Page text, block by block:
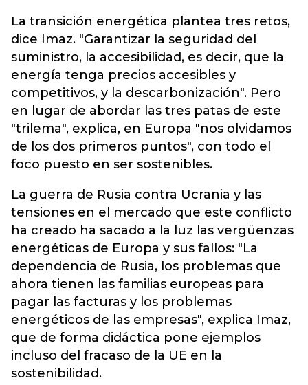
La transición energética plantea tres retos,
dice Imaz. "Garantizar la seguridad del
suministro, la accesibilidad, es decir, que la
energía tenga precios accesibles y
competitivos, y la descarbonización". Pero
en lugar de abordar las tres patas de este
"trilema", explica, en Europa "nos olvidamos
de los dos primeros puntos", con todo el
foco puesto en ser sostenibles.
La guerra de Rusia contra Ucrania y las
tensiones en el mercado que este conflicto
ha creado ha sacado a la luz las vergüenzas
energéticas de Europa y sus fallos: "La
dependencia de Rusia, los problemas que
ahora tienen las familias europeas para
pagar las facturas y los problemas
energéticos de las empresas", explica Imaz,
que de forma didáctica pone ejemplos
incluso del fracaso de la UE en la
sostenibilidad.